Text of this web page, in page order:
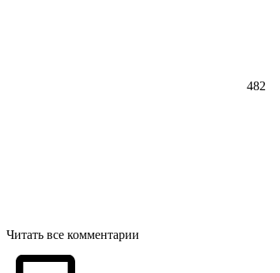
482
Читать все комментарии